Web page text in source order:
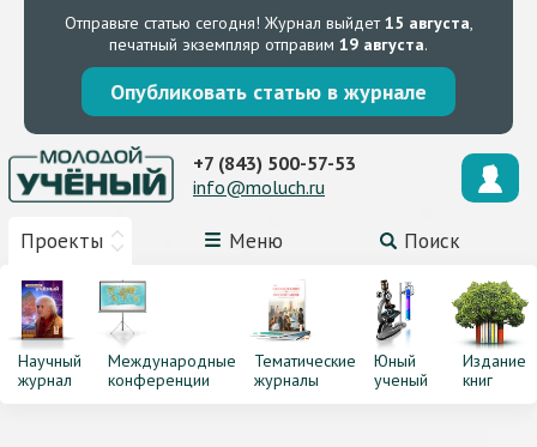
Отправьте статью сегодня! Журнал выйдет15 августа,
печатный экземпляр отправим 19 августа.
Опубликовать статью в журнале
Проекты Меню Поиск
+7 (843) 500-57-53
info@moluch.ru
Научный
журнал
Международные
конференции
Тематические
журналы
Юный
ученый
Издание
книг